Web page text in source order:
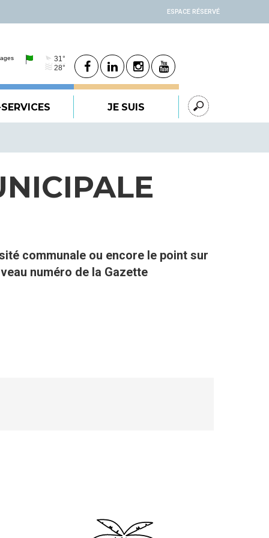
ESPACE RÉSERVÉ
JE SUIS
communale ou encore le point sur
numéro de la Gazette